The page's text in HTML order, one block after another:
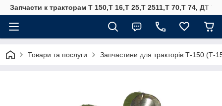
Запчасти к тракторам Т 150,Т 16,Т 25,Т 2511,Т 70,Т 74, ДТ
Товари та послуги Запчастини для тракторів Т-150